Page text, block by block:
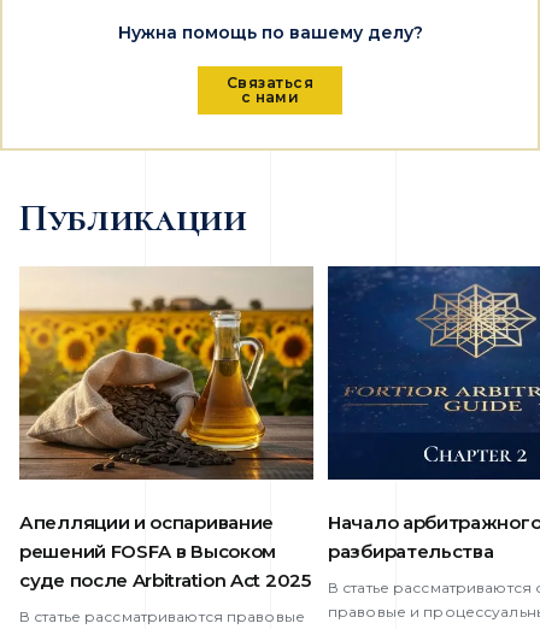
Нужна помощь по вашему делу?
Связаться
с нами
Публикации
Апелляции и оспаривание
решений FOSFA в Высоком
суде после Arbitration Act 2025
В статье рассматриваются правовые
Начало
разбирательства
В статье
правовые и